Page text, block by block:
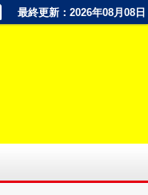
最終更新：2026年08月08日